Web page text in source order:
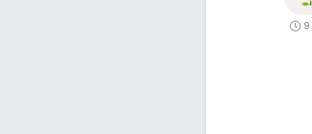
9